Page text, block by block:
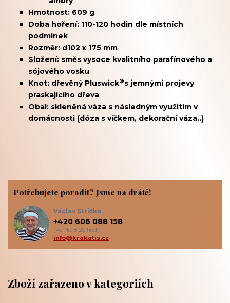
Hmotnost: 609 g
Doba hoření: 110-120 hodin dle místních
podmínek
Rozměr: d102 x 175 mm
Složení: směs vysoce kvalitního parafínového a
sójového vosku
Knot: dřevěný Pluswick®s jemnými projevy
praskajícího dřeva
Obal: skleněná váza s následným využitím v
domácnosti (dóza s víčkem, dekorační váza..)
Zboží zařazeno v kategoriích
Potřebujete poradit? Jsme na drátě!
Václav Stričko
+420 606 088 158
(Po-Ne, 8-20 hod.)
info@krakatis.cz